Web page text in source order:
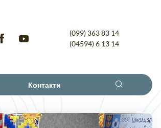
(099) 363 83 14
(04594) 6 13 14
Контакти